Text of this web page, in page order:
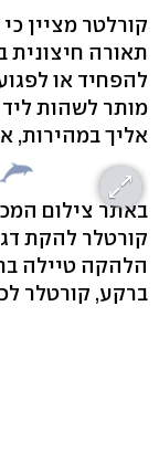
קורלטר מציין
תאורה חיצונית
להפחיד או
מותר לשהות
אליך במהירות,
באתר צילום
הלהקה טיילה
ברקע, קורטלר